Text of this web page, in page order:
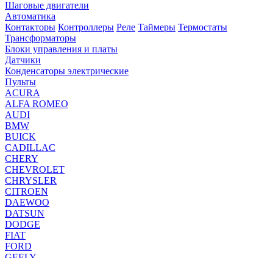
Шаговые двигатели
Автоматика
Контакторы Контроллеры Реле Таймеры Термостаты
Трансформаторы
Блоки управления и платы
Датчики
Конденсаторы электрические
Пульты
ACURA
ALFA ROMEO
AUDI
BMW
BUICK
CADILLAC
CHERY
CHEVROLET
CHRYSLER
CITROEN
DAEWOO
DATSUN
DODGE
FIAT
FORD